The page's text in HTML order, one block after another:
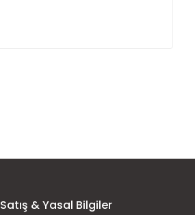
Satış & Yasal Bilgiler